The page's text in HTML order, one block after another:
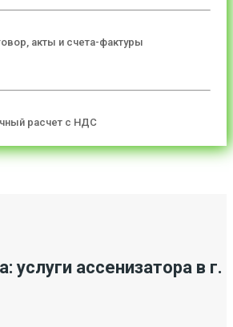
акты и счета-фактуры
расчет с НДС
услуги ассенизатора в г.